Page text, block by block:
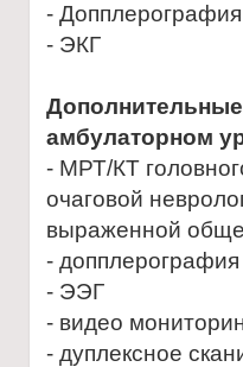
- Допплерография
- ЭКГ
амбулаторном
- МРТ/КТ
очаговой
выраженной
-
- ЭЭГ
- видео
- дуплексное